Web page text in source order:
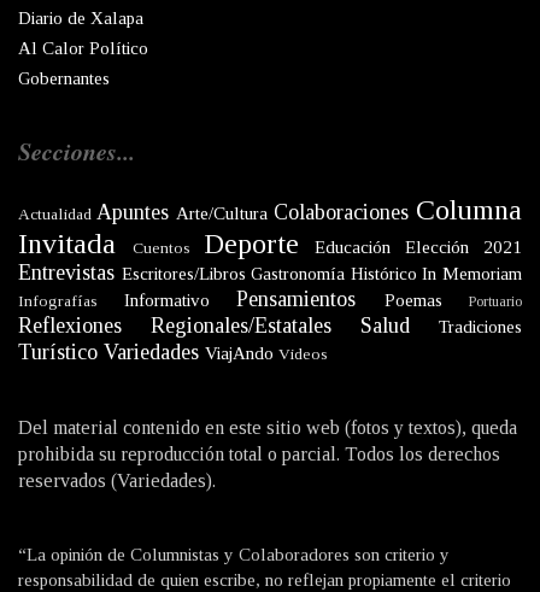
Diario de Xalapa
Al Calor Político
Gobernantes
Secciones...
Actualidad Apuntes Arte/Cultura Colaboraciones Columna
Invitada
Cuentos Deporte Educación Elección 2021
Entrevistas Escritores/Libros Gastronomía Histórico In Memoriam
Infografías Informativo Pensamientos Poemas Portuario
Reflexiones Regionales/Estatales Salud Tradiciones
Turístico Variedades ViajAndo Videos
Del material contenido en este sitio web (fotos y textos), queda
prohibida su reproducción total o parcial. Todos los derechos
reservados (Variedades).
“La opinión de Columnistas y Colaboradores son criterio y
responsabilidad de quien escribe, no reflejan propiamente el criterio